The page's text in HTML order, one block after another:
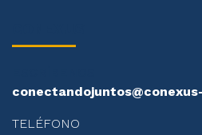
TELÉFONO